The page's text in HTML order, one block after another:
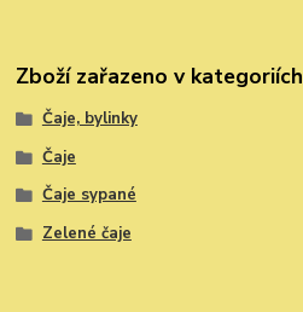
Zboží zařazeno v kategoriích
Čaje, bylinky
Čaje
Čaje sypané
Zelené čaje